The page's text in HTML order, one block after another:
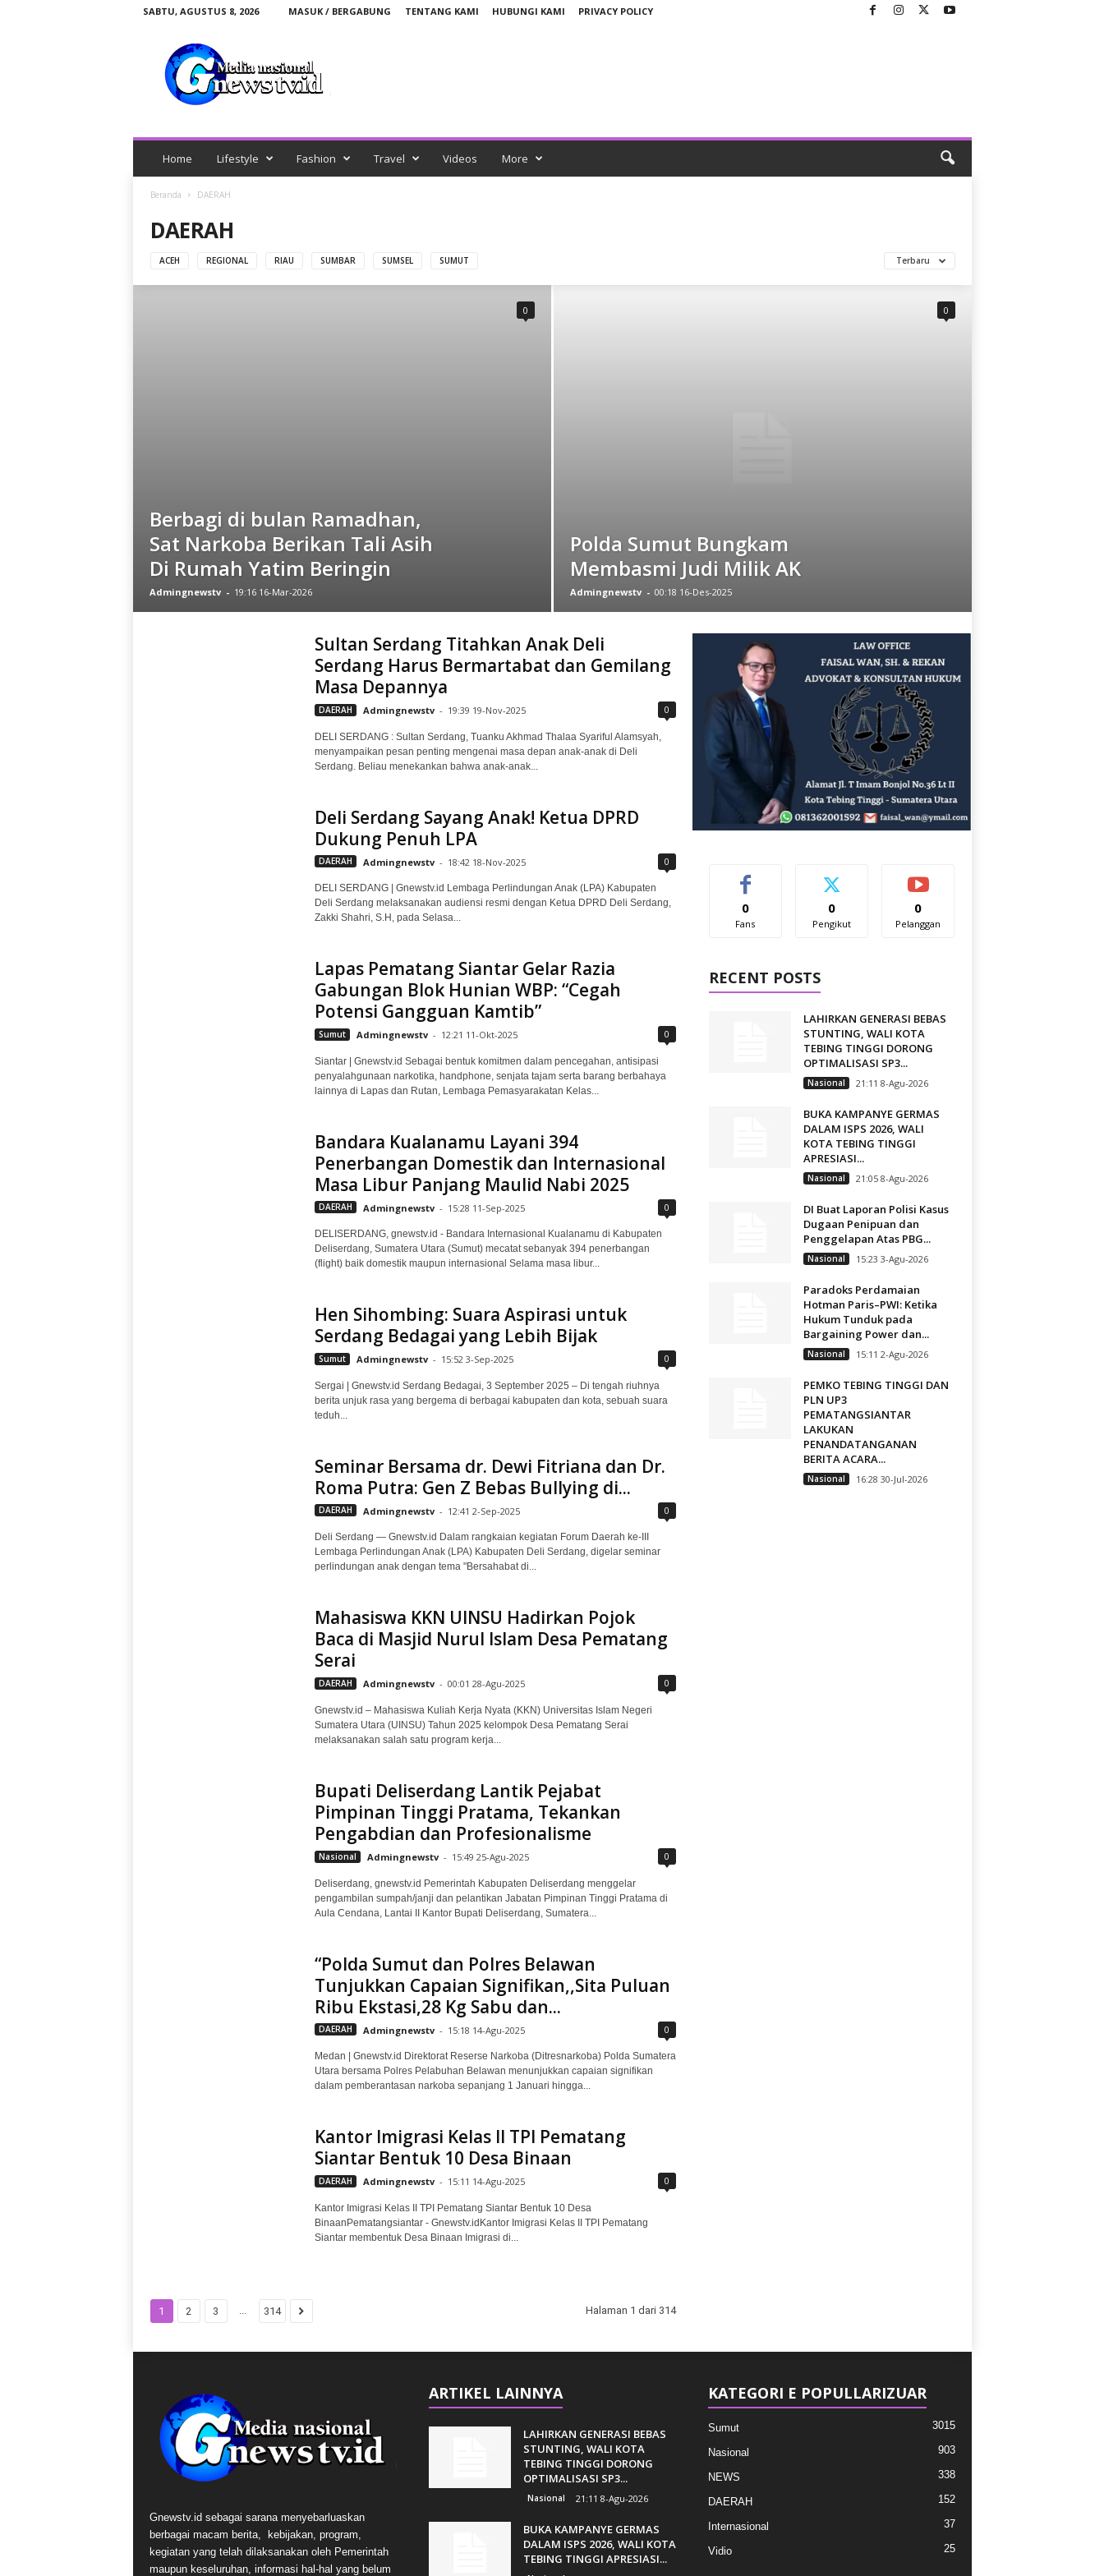
SABTU, AGUSTUS 8, 2026 MASUK / BERGABUNG TENTANG KAMI HUBUNGI KAMI PRIVACY POLICY
v
i
Home Lifestyle Fashion Travel Videos More
Beranda DAERAH
DAERAH
ACEH REGIONAL RIAU SUMBAR SUMSEL SUMUT Terbaru
Berbagi di bulan Ramadhan,
Sat Narkoba Berikan Tali Asih
Di Rumah Yatim Beringin
Admingnewstv - 19:16 16-Mar-2026
0
Polda Sumut Bungkam
Membasmi Judi Milik AK
Admingnewstv - 00:18 16-Des-2025
0
Sultan Serdang Titahkan Anak Deli
Serdang Harus Bermartabat dan Gemilang
Masa Depannya
DAERAH Admingnewstv - 19:39 19-Nov-2025 0
DELI SERDANG : Sultan Serdang, Tuanku Akhmad Thalaa Syariful Alamsyah,
menyampaikan pesan penting mengenai masa depan anak-anak di Deli
Serdang. Beliau menekankan bahwa anak-anak...
Deli Serdang Sayang Anak! Ketua DPRD
Dukung Penuh LPA
DAERAH Admingnewstv - 18:42 18-Nov-2025 0
DELI SERDANG | Gnewstv.id Lembaga Perlindungan Anak (LPA) Kabupaten
Deli Serdang melaksanakan audiensi resmi dengan Ketua DPRD Deli Serdang,
Zakki Shahri, S.H, pada Selasa...
Lapas Pematang Siantar Gelar Razia
Gabungan Blok Hunian WBP: “Cegah
Potensi Gangguan Kamtib”
Sumut Admingnewstv - 12:21 11-Okt-2025 0
Siantar | Gnewstv.id Sebagai bentuk komitmen dalam pencegahan, antisipasi
penyalahgunaan narkotika, handphone, senjata tajam serta barang berbahaya
lainnya di Lapas dan Rutan, Lembaga Pemasyarakatan Kelas...
Bandara Kualanamu Layani 394
Penerbangan Domestik dan Internasional
Masa Libur Panjang Maulid Nabi 2025
DAERAH Admingnewstv - 15:28 11-Sep-2025 0
DELISERDANG, gnewstv.id - Bandara Internasional Kualanamu di Kabupaten
Deliserdang, Sumatera Utara (Sumut) mecatat sebanyak 394 penerbangan
(flight) baik domestik maupun internasional Selama masa libur...
Hen Sihombing: Suara Aspirasi untuk
Serdang Bedagai yang Lebih Bijak
Sumut Admingnewstv - 15:52 3-Sep-2025 0
Sergai | Gnewstv.id Serdang Bedagai, 3 September 2025 – Di tengah riuhnya
berita unjuk rasa yang bergema di berbagai kabupaten dan kota, sebuah suara
teduh...
Seminar Bersama dr. Dewi Fitriana dan Dr.
Roma Putra: Gen Z Bebas Bullying di...
DAERAH Admingnewstv - 12:41 2-Sep-2025 0
Deli Serdang — Gnewstv.id Dalam rangkaian kegiatan Forum Daerah ke-III
Lembaga Perlindungan Anak (LPA) Kabupaten Deli Serdang, digelar seminar
perlindungan anak dengan tema "Bersahabat di...
Mahasiswa KKN UINSU Hadirkan Pojok
Baca di Masjid Nurul Islam Desa Pematang
Serai
DAERAH Admingnewstv - 00:01 28-Agu-2025 0
Gnewstv.id – Mahasiswa Kuliah Kerja Nyata (KKN) Universitas Islam Negeri
Sumatera Utara (UINSU) Tahun 2025 kelompok Desa Pematang Serai
melaksanakan salah satu program kerja...
Bupati Deliserdang Lantik Pejabat
Pimpinan Tinggi Pratama, Tekankan
Pengabdian dan Profesionalisme
Nasional Admingnewstv - 15:49 25-Agu-2025 0
‎‎Deliserdang, gnewstv.id Pemerintah Kabupaten Deliserdang menggelar
pengambilan sumpah/janji dan pelantikan Jabatan Pimpinan Tinggi Pratama di
Aula Cendana, Lantai II Kantor Bupati Deliserdang, Sumatera...
“Polda Sumut dan Polres Belawan
Tunjukkan Capaian Signifikan,,Sita Puluan
Ribu Ekstasi,28 Kg Sabu dan...
DAERAH Admingnewstv - 15:18 14-Agu-2025 0
Medan | Gnewstv.id Direktorat Reserse Narkoba (Ditresnarkoba) Polda Sumatera
Utara bersama Polres Pelabuhan Belawan menunjukkan capaian signifikan
dalam pemberantasan narkoba sepanjang 1 Januari hingga...
Kantor Imigrasi Kelas II TPI Pematang
Siantar Bentuk 10 Desa Binaan
DAERAH Admingnewstv - 15:11 14-Agu-2025 0
Kantor Imigrasi Kelas II TPI Pematang Siantar Bentuk 10 Desa
BinaanPematangsiantar - Gnewstv.idKantor Imigrasi Kelas II TPI Pematang
Siantar membentuk Desa Binaan Imigrasi di...
1 2 3 314 Halaman 1 dari 314
0
Fans
0
Pengikut
0
Pelanggan
RECENT POSTS
LAHIRKAN GENERASI BEBAS
STUNTING, WALI KOTA
TEBING TINGGI DORONG
OPTIMALISASI SP3...
Nasional 21:11 8-Agu-2026
BUKA KAMPANYE GERMAS
DALAM ISPS 2026, WALI
KOTA TEBING TINGGI
APRESIASI...
Nasional 21:05 8-Agu-2026
DI Buat Laporan Polisi Kasus
Dugaan Penipuan dan
Penggelapan Atas PBG...
Nasional 15:23 3-Agu-2026
Paradoks Perdamaian
Hotman Paris–PWI: Ketika
Hukum Tunduk pada
Bargaining Power dan...
Nasional 15:11 2-Agu-2026
PEMKO TEBING TINGGI DAN
PLN UP3
PEMATANGSIANTAR
LAKUKAN
PENANDATANGANAN
BERITA ACARA...
Nasional 16:28 30-Jul-2026
Gnewstv.id sebagai sarana menyebarluaskan
berbagai macam berita, kebijakan, program,
kegiatan yang telah dilaksanakan oleh Pemerintah
maupun keseluruhan, informasi hal-hal yang belum
ARTIKEL LAINNYA
LAHIRKAN GENERASI BEBAS
STUNTING, WALI KOTA
TEBING TINGGI DORONG
OPTIMALISASI SP3...
Nasional 21:11 8-Agu-2026
BUKA KAMPANYE GERMAS
DALAM ISPS 2026, WALI KOTA
TEBING TINGGI APRESIASI...
KATEGORI E POPULLARIZUAR
Sumut 3015
Nasional 903
NEWS 338
DAERAH 152
Internasional 37
Vidio 25